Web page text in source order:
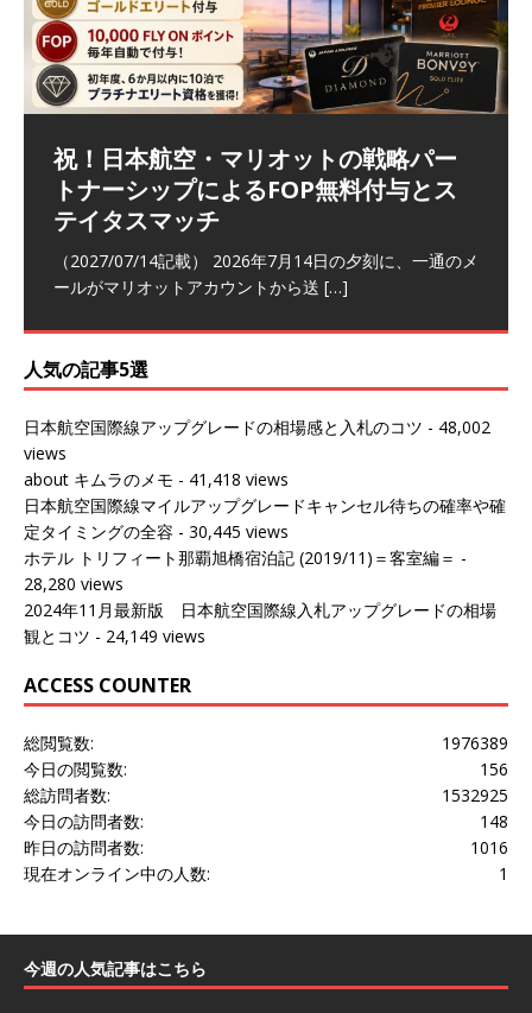
祝！日本航空・マリオットの戦略パー
トナーシップによるFOP無料付与とス
テイタスマッチ
（2027/07/14記載） 2026年7月14日の夕刻に、一通のメ
ールがマリオットアカウントから送 […]
ラウンジ 華 那覇空港 (2026/05)
（2026/06/07記載） 2026年5月下旬の平日に那覇を訪れ
た際に利用した。 こちらのラウンジ
The Coral Executive Lounge スワ
ンナプーム国際空港国内線ラウンジ
(2026/01)
（2026/03/31記載） 2026年1月上旬にバンコク経由でチ
ェンマイに行く際に利用した。 バン[…]
日本航空 羽田空港国際線ファースト
クラスラウンジ (2026/01)
（2026/03/18記載） 2026年1月、毎年恒例の新年の羽田
～バンコクの移動の際に再びこちらの[…]
バンコクエアウェイズ スワンナプー
ム国際空港国内線ラウンジ (2026/01)
（2026/03/13記載） 2026年1月上旬にバンコク経由でチ
ェンマイに向かう際に利用した。 今[…]
人気の記事5選
日本航空国際線アップグレードの相場感と入札のコツ - 48,002
views
about キムラのメモ - 41,418 views
日本航空国際線マイルアップグレードキャンセル待ちの確率や確
定タイミングの全容 - 30,445 views
ホテル トリフィート那覇旭橋宿泊記 (2019/11)＝客室編＝ -
28,280 views
2024年11月最新版 日本航空国際線入札アップグレードの相場
観とコツ - 24,149 views
ACCESS COUNTER
1976389
総閲覧数:
156
今日の閲覧数:
1532925
総訪問者数:
148
今日の訪問者数:
1016
昨日の訪問者数:
1
現在オンライン中の人数:
今週の人気記事はこちら